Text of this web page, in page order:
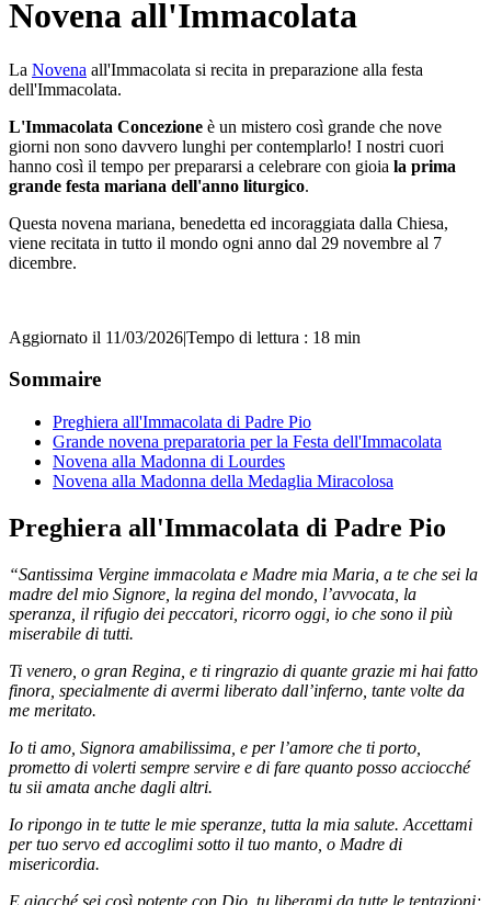
Novena all'Immacolata
La Novena all'Immacolata si recita in preparazione alla festa
dell'Immacolata.
L'Immacolata Concezione è un mistero così grande che nove
giorni non sono davvero lunghi per contemplarlo! I nostri cuori
hanno così il tempo per prepararsi a celebrare con gioia la prima
grande festa mariana dell'anno liturgico.
Questa novena mariana, benedetta ed incoraggiata dalla Chiesa,
viene recitata in tutto il mondo ogni anno dal 29 novembre al 7
dicembre.
Aggiornato il 11/03/2026|Tempo di lettura : 18 min
Sommaire
Preghiera all'Immacolata di Padre Pio
Grande novena preparatoria per la Festa dell'Immacolata
Novena alla Madonna di Lourdes
Novena alla Madonna della Medaglia Miracolosa
Preghiera all'Immacolata di Padre Pio
“Santissima Vergine immacolata e Madre mia Maria, a te che sei la
madre del mio Signore, la regina del mondo, l’avvocata, la
speranza, il rifugio dei peccatori, ricorro oggi, io che sono il più
miserabile di tutti.
Ti venero, o gran Regina, e ti ringrazio di quante grazie mi hai fatto
finora, specialmente di avermi liberato dall’inferno, tante volte da
me meritato.
Io ti amo, Signora amabilissima, e per l’amore che ti porto,
prometto di volerti sempre servire e di fare quanto posso acciocché
tu sii amata anche dagli altri.
Io ripongo in te tutte le mie speranze, tutta la mia salute. Accettami
per tuo servo ed accoglimi sotto il tuo manto, o Madre di
misericordia.
E giacché sei così potente con Dio, tu liberami da tutte le tentazioni;